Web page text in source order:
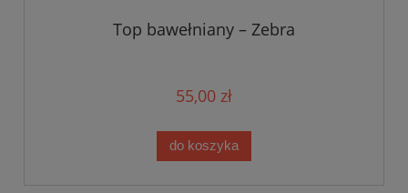
Top bawełniany – Zebra
55,00 zł
do koszyka